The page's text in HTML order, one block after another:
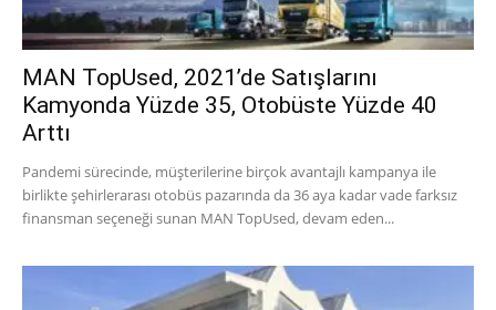
MAN TopUsed, 2021’de Satışlarını
Kamyonda Yüzde 35, Otobüste Yüzde 40
Arttı
Pandemi sürecinde, müşterilerine birçok avantajlı kampanya ile
birlikte şehirlerarası otobüs pazarında da 36 aya kadar vade farksız
finansman seçeneği sunan MAN TopUsed, devam eden...